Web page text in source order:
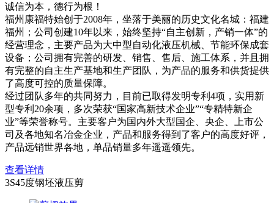
诚信为本，德行为根！
福州康福特始创于2008年，坐落于美丽的历史文化名城：福建
福州；公司创建10年以来，始终坚持“自主创新，产销一体”的
经营理念，主要产品为大中型自动化液压机械、节能环保成套
设备；公司拥有完善的研发、销售、售后、施工体系，并且拥
有完整的自主生产基地和生产团队，为产品的服务和供货提供
了高度可控的质量保障。
经过团队多年的共同努力，目前已取得发明专利4项，实用新
型专利20余项，多次荣获“国家高新技术企业”“专精特新企
业”等荣誉称号。主要客户为国内外大型国企、央企、上市公
司及各地知名冶金企业，产品和服务得到了客户的高度好评，
产品远销世界各地，单品销量多年遥遥领先。
查看详情
3S45度钢坯液压剪